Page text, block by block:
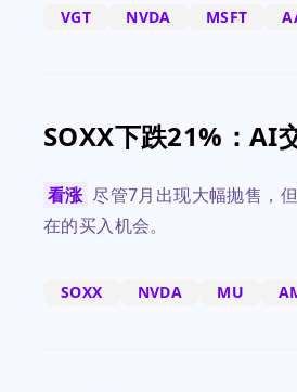
VGT NVDA MSFT
SOXX下跌21%：AI
看涨 尽管7月出现大幅抛售，
在的买入机会。
SOXX NVDA MU